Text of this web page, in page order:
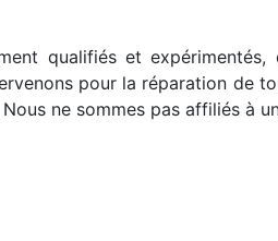
qualifiés et
pour la réparation de
ne sommes pas affiliés à